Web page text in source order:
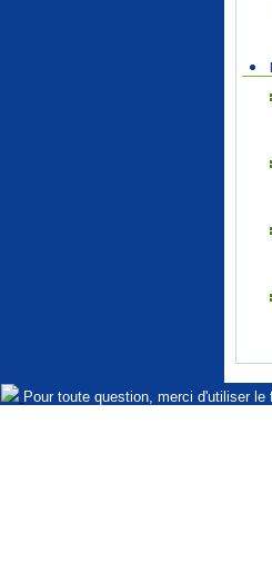
Pour toute question, merci d'utiliser